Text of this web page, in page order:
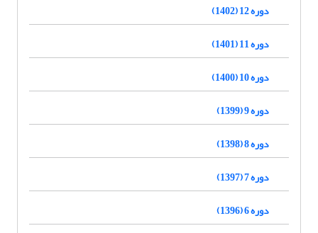
دوره 12 (1402)
دوره 11 (1401)
دوره 10 (1400)
دوره 9 (1399)
دوره 8 (1398)
دوره 7 (1397)
دوره 6 (1396)